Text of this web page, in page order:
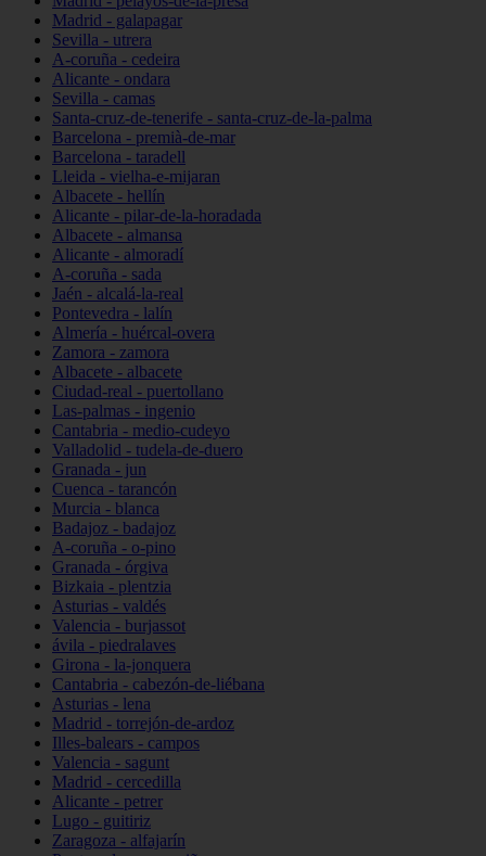
Madrid - galapagar
Sevilla - utrera
A-coruña - cedeira
Alicante - ondara
Sevilla - camas
Santa-cruz-de-tenerife - santa-cruz-de-la-palma
Barcelona - premià-de-mar
Barcelona - taradell
Lleida - vielha-e-mijaran
Albacete - hellín
Alicante - pilar-de-la-horadada
Albacete - almansa
Alicante - almoradí
A-coruña - sada
Jaén - alcalá-la-real
Pontevedra - lalín
Almería - huércal-overa
Zamora - zamora
Albacete - albacete
Ciudad-real - puertollano
Las-palmas - ingenio
Cantabria - medio-cudeyo
Valladolid - tudela-de-duero
Granada - jun
Cuenca - tarancón
Murcia - blanca
Badajoz - badajoz
A-coruña - o-pino
Granada - órgiva
Bizkaia - plentzia
Asturias - valdés
Valencia - burjassot
ávila - piedralaves
Girona - la-jonquera
Cantabria - cabezón-de-liébana
Asturias - lena
Madrid - torrejón-de-ardoz
Illes-balears - campos
Valencia - sagunt
Madrid - cercedilla
Alicante - petrer
Lugo - guitiriz
Zaragoza - alfajarín